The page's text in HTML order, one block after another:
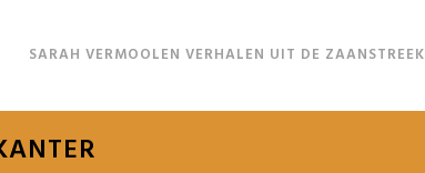
SARAH VERMOOLEN VERHALEN UIT DE ZAANSTREEK